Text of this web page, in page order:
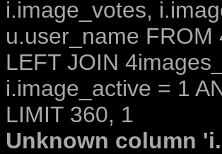
i.image_votes,
u.user_name
LEFT JOIN
i.image_active = 1
LIMIT 360, 1
Unknown column